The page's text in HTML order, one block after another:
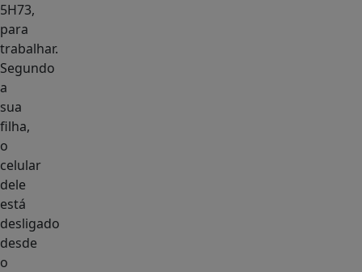
5H73,
para
trabalhar.
Segundo
a
sua
filha,
o
celular
dele
está
desligado
desde
o